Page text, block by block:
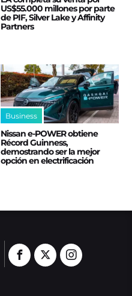
US$55.000 millones por parte
de PIF, Silver Lake y Affinity
Partners
Business
Nissan e‑POWER obtiene
Récord Guinness,
demostrando ser la mejor
opción en electrificación